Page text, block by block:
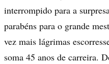
interrompido para a
parabéns para o grande
vez mais lágrimas
soma 45 anos de carreira.